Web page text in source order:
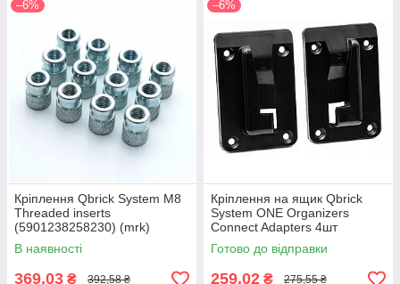
–6%
Кріплення Qbrick System M8
Threaded inserts
(5901238258230) (mrk)
В наявності
369,03 ₴ 392,58 ₴
–6%
Кріплення на ящик Qbrick
System ONE Organizers
Connect Adapters 4шт
(5901238257240) (mrk)
Готово до відправки
259,02 ₴ 275,55 ₴